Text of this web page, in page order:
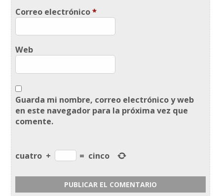
Correo electrónico*
Web
Guarda mi nombre, correo electrónico y web
en este navegador para la próxima vez que
comente.
cuatro + = cinco